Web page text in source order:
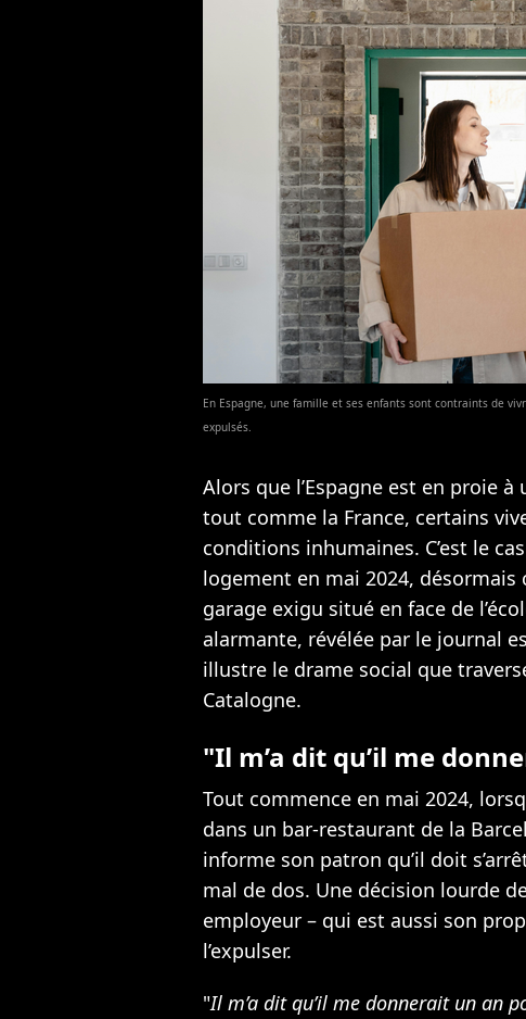
En Espagne, une famille et ses enfants sont contraints de
expulsés.
Alors que l’Espagne est en proie
tout comme la France, certains
conditions inhumaines. C’est le
logement en mai 2024,
garage exigu situé en face de
alarmante, révélée par le journal
illustre le drame social que
Catalogne.
"Il m’a dit qu’il me
Tout commence en mai 2024,
dans un bar-restaurant de la
informe son patron qu’il doit
mal de dos. Une décision lourde
employeur – qui est aussi son
l’expulser.
"Il m’a dit qu’il me donnerait un an